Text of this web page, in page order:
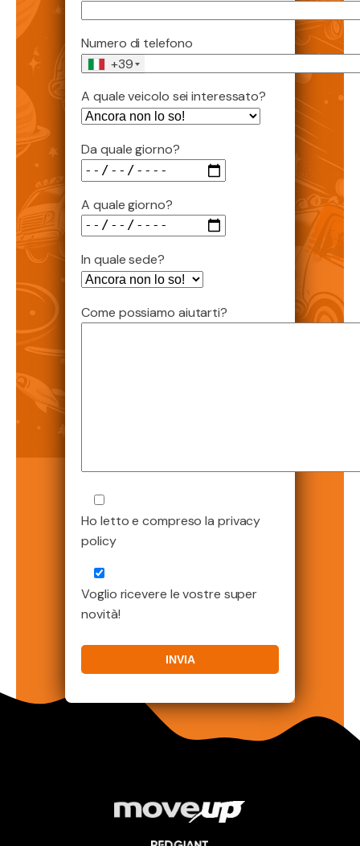
Numero di telefono
+39
A quale veicolo sei interessato?
Da quale giorno?
A quale giorno?
In quale sede?
Come possiamo aiutarti?
Ho letto e compreso la privacy
policy
Voglio ricevere le vostre super
novità!